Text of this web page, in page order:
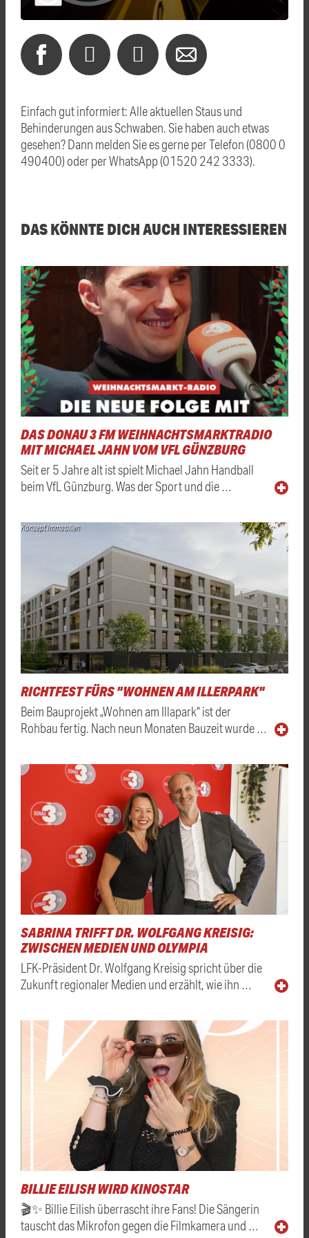
Einfach gut informiert: Alle aktuellen Staus und
Behinderungen aus Schwaben. Sie haben auch etwas
gesehen? Dann melden Sie es gerne per Telefon (0800 0
490400) oder per WhatsApp (01520 242 3333).
DAS KÖNNTE DICH AUCH INTERESSIEREN
DAS DONAU 3 FM WEIHNACHTSMARKTRADIO
MIT MICHAEL JAHN VOM VFL GÜNZBURG
Seit er 5 Jahre alt ist spielt Michael Jahn Handball
beim VfL Günzburg. Was der Sport und die …
Konzept Immobilien
RICHTFEST FÜRS "WOHNEN AM ILLERPARK"
Beim Bauprojekt „Wohnen am Illapark“ ist der
Rohbau fertig. Nach neun Monaten Bauzeit wurde …
SABRINA TRIFFT DR. WOLFGANG KREISIG:
ZWISCHEN MEDIEN UND OLYMPIA
LFK-Präsident Dr. Wolfgang Kreisig spricht über die
Zukunft regionaler Medien und erzählt, wie ihn …
BILLIE EILISH WIRD KINOSTAR
🎬✨ Billie Eilish überrascht ihre Fans! Die Sängerin
tauscht das Mikrofon gegen die Filmkamera und …